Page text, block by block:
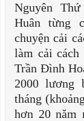
Nguyên
Huân từng
chuyện cải
làm cải
Trần Đình
2000 lương
tháng
hơn 20 năm